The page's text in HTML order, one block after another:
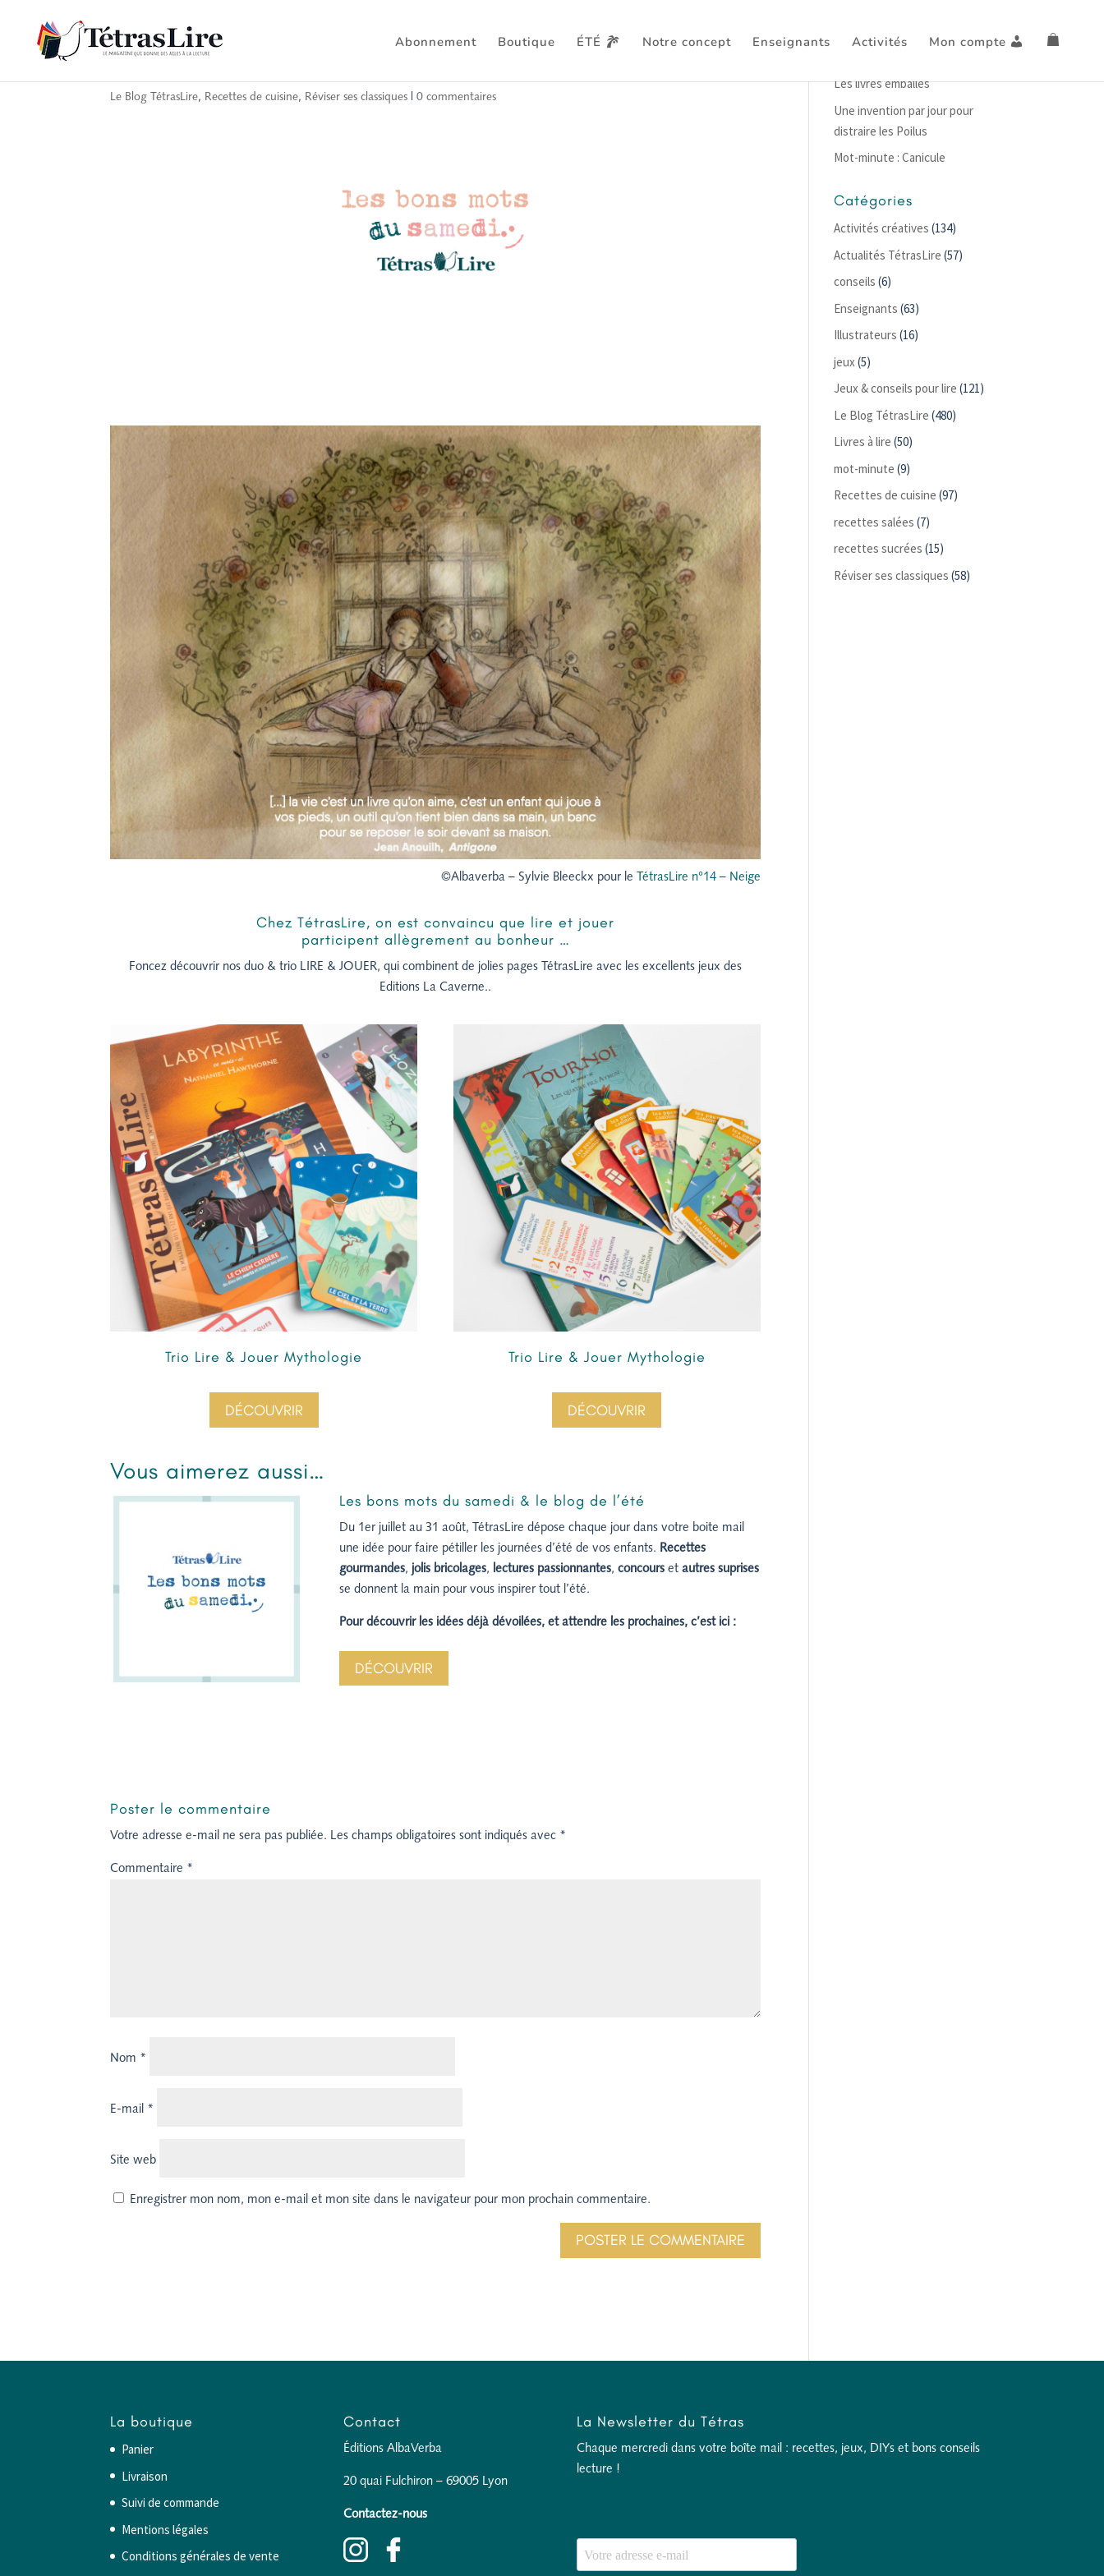
Abonnement Boutique ÉTÉ Notre concept Enseignants Activités Mon compte
La recette du bonheur, selon Jean Anouilh
Le Blog TétrasLire, Recettes de cuisine, Réviser ses classiques |0 commentaires
©Albaverba – Sylvie Bleeckx pour le TétrasLire n°14 – Neige
Chez TétrasLire,on est convaincu que lire et jouer
participent allègrement au bonheur …
Foncez découvrir nos duo & trio LIRE & JOUER, qui combinent de jolies pages TétrasLire avec les excellents jeux des
Editions La Caverne..
Trio Lire & Jouer Mythologie
DÉCOUVRIR
Trio Lire & Jouer Mythologie
DÉCOUVRIR
Vous aimerez aussi…
Les bons mots du samedi & le blog de l’été
Du 1er juillet au 31 août, TétrasLire dépose chaque jour dans votre boite mail
une idée pour faire pétiller les journées d’été de vos enfants. Recettes
gourmandes, jolis bricolages, lectures passionnantes, concourset autres suprises
se donnent la main pour vous inspirer tout l’été.
Pour découvrir les idées déjà dévoilées, et attendre les prochaines, c’est ici :
DÉCOUVRIR
Poster le commentaire
Votre adresse e-mail ne sera pas publiée. Les champs obligatoires sont indiqués avec *
Commentaire *
Nom *
E-mail *
Site web
Enregistrer mon nom, mon e-mail et mon site dans le navigateur pour mon prochain commentaire.
Les livres emballés
Une invention par jour pour
distraire les Poilus
Mot-minute : Canicule
Catégories
Activités créatives (134)
Actualités TétrasLire (57)
conseils (6)
Enseignants (63)
Illustrateurs (16)
jeux (5)
Jeux & conseils pour lire (121)
Le Blog TétrasLire (480)
Livres à lire (50)
mot-minute (9)
Recettes de cuisine (97)
recettes salées (7)
recettes sucrées (15)
Réviser ses classiques (58)
La boutique
Panier
Livraison
Suivi de commande
Mentions légales
Conditions générales de vente
Contact
Éditions AlbaVerba
20 quai Fulchiron – 69005 Lyon
Contactez-nous
La Newsletter du Tétras
Chaque mercredi dans votre boîte mail : recettes, jeux, DIYs et bons conseils
lecture !